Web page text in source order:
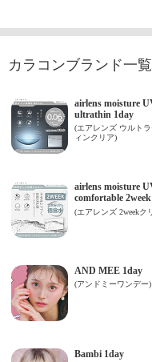
カラコンブランド一覧